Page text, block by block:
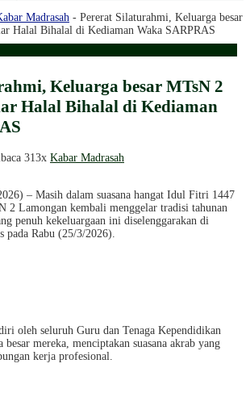
Madrasah - Pererat Silaturahmi, Keluarga besar
Halal Bihalal di Kediaman Waka SARPRAS
Keluarga besar MTsN 2
Halal Bihalal di Kediaman
313x Kabar Madrasah
– Masih dalam suasana hangat Idul Fitri 1447
2 Lamongan kembali menggelar tradisi tahunan
penuh kekeluargaan ini diselenggarakan di
pada Rabu (25/3/2026).
oleh seluruh Guru dan Tenaga Kependidikan
mereka, menciptakan suasana akrab yang
kerja profesional.